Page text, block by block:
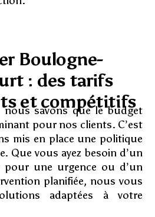
Boulogne-
: des tarifs
et compétitifs
nous savons que le budget
pour nos clients. C’est
mis en place une politique
Que vous ayez besoin d’un
pour une urgence ou d’un
planifiée, nous vous
adaptées à votre